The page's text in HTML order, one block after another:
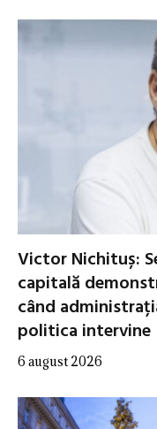
Victor Nichituș:
capitală
când
politica intervine
6 august 2026